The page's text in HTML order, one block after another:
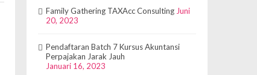
Family Gathering TAXAcc Consulting Juni
20, 2023
Pendaftaran Batch 7 Kursus Akuntansi
Perpajakan Jarak Jauh
Januari 16, 2023